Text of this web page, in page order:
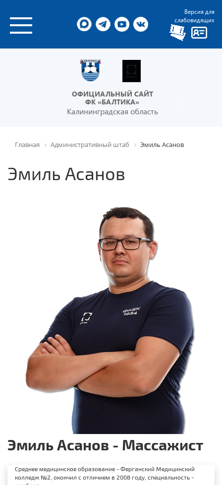
Версия для
слабовидящих
ОФИЦИАЛЬНЫЙ САЙТ
ФК «БАЛТИКА»
Калининградская область
Главная Административный штаб Эмиль Асанов
Эмиль Асанов
Эмиль Асанов - Массажист
Среднее медицинское образование - Ферганский Медицинский
колледж №2, окончил с отличием в 2008 году, специальность -